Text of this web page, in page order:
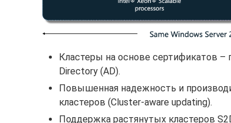
Кластеры на основе сертификатов –
Directory (AD).
Повышенная надежность и
кластеров (Cluster-aware updating).
Поддержка растянутых кластеров